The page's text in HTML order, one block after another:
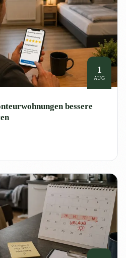
1
AUG
bessere